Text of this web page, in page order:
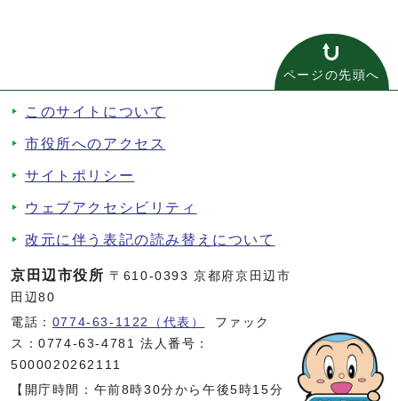
ページの先頭へ
このサイトについて
市役所へのアクセス
サイトポリシー
ウェブアクセシビリティ
改元に伴う表記の読み替えについて
京田辺市役所 〒610-0393 京都府京田辺市
田辺80
電話： 0774-63-1122（代表）
ファック
ス：0774-63-4781 法人番号：
5000020262111
【開庁時間：午前8時30分から午後5時15分